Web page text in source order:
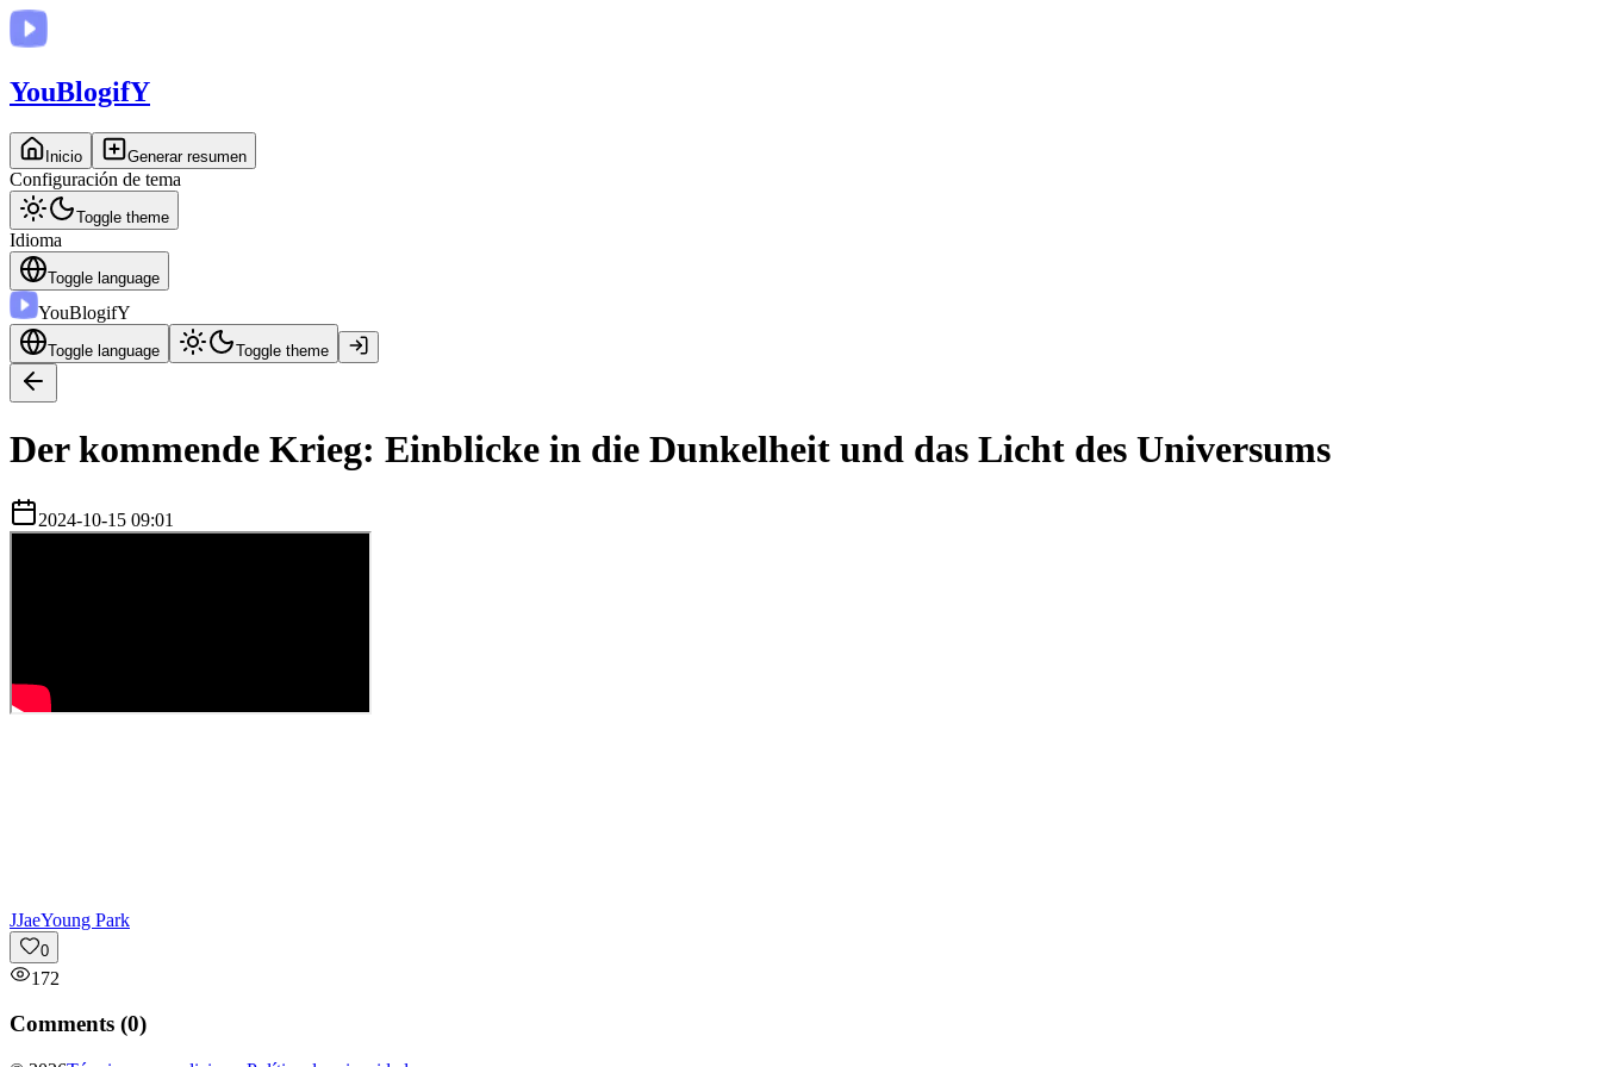
YouBlogifY
Inicio Generar resumen
Configuración de tema
Toggle theme
Idioma
Toggle language
YouBlogifY
Toggle language Toggle theme
Der kommende Krieg: Einblicke in die Dunkelheit und das Licht des Universums
2024-10-15 09:01
JJaeYoung Park
0
172
Comments (0)